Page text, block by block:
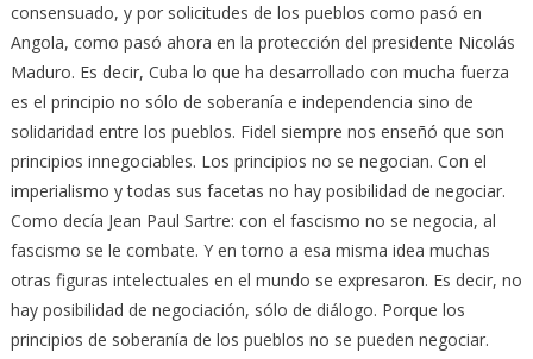
consensuado, y por solicitudes de los pueblos como pasó en
Angola, como pasó ahora en la protección del presidente Nicolás
Maduro. Es decir, Cuba lo que ha desarrollado con mucha fuerza
es el principio no sólo de soberanía e independencia sino de
solidaridad entre los pueblos. Fidel siempre nos enseñó que son
principios innegociables. Los principios no se negocian. Con el
imperialismo y todas sus facetas no hay posibilidad de negociar.
Como decía Jean Paul Sartre: con el fascismo no se negocia, al
fascismo se le combate. Y en torno a esa misma idea muchas
otras figuras intelectuales en el mundo se expresaron. Es decir, no
hay posibilidad de negociación, sólo de diálogo. Porque los
principios de soberanía de los pueblos no se pueden negociar.